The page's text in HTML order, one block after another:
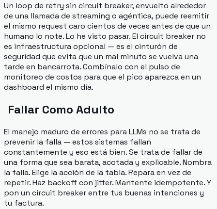
Un loop de retry sin circuit breaker, envuelto alrededor
de una llamada de streaming o agéntica, puede reemitir
el mismo request caro cientos de veces antes de que un
humano lo note. Lo he visto pasar. El circuit breaker no
es infraestructura opcional — es el cinturón de
seguridad que evita que un mal minuto se vuelva una
tarde en bancarrota. Combínalo con el pulso de
monitoreo de costos para que el pico aparezca en un
dashboard el mismo día.
Fallar Como Adulto
El manejo maduro de errores para LLMs no se trata de
prevenir la falla — estos sistemas fallan
constantemente y eso está bien. Se trata de fallar de
una forma que sea barata, acotada y explicable. Nombra
la falla. Elige la acción de la tabla. Repara en vez de
repetir. Haz backoff con jitter. Mantente idempotente. Y
pon un circuit breaker entre tus buenas intenciones y
tu factura.